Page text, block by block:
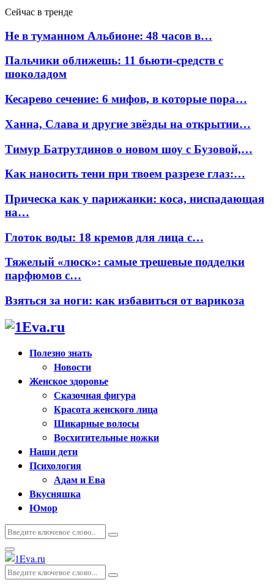
Сейчас в тренде
Не в туманном Альбионе: 48 часов в…
Пальчики оближешь: 11 бьюти-средств с
шоколадом
Кесарево сечение: 6 мифов, в которые пора…
Ханна, Слава и другие звёзды на открытии…
Тимур Батрутдинов о новом шоу с Бузовой,…
Как наносить тени при твоем разрезе глаз:…
Прическа как у парижанки: коса, ниспадающая
на…
Глоток воды: 18 кремов для лица с…
Тяжелый «люск»: самые трешевые подделки
парфюмов с…
Взяться за ноги: как избавиться от варикоза
Полезно знать
Новости
Женское здоровье
Сказочная фигура
Красота женского лица
Шикарные волосы
Восхитительные ножки
Наши дети
Психология
Адам и Ева
Вкусняшка
Юмор
Искать:
Поиск
Основное
меню
Искать:
Поиск